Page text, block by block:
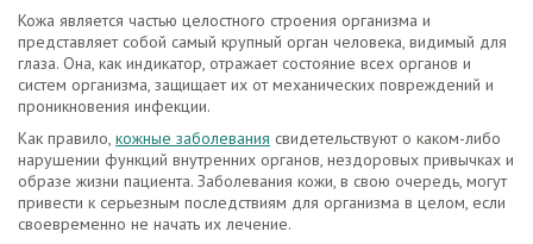
Кожа является частью целостного строения организма и
представляет собой самый крупный орган человека, видимый для
глаза. Она, как индикатор, отражает состояние всех органов и
систем организма, защищает их от механических повреждений и
проникновения инфекции.
Как правило, кожные заболевания свидетельствуют о каком-либо
нарушении функций внутренних органов, нездоровых привычках и
образе жизни пациента. Заболевания кожи, в свою очередь, могут
привести к серьезным последствиям для организма в целом, если
своевременно не начать их лечение.